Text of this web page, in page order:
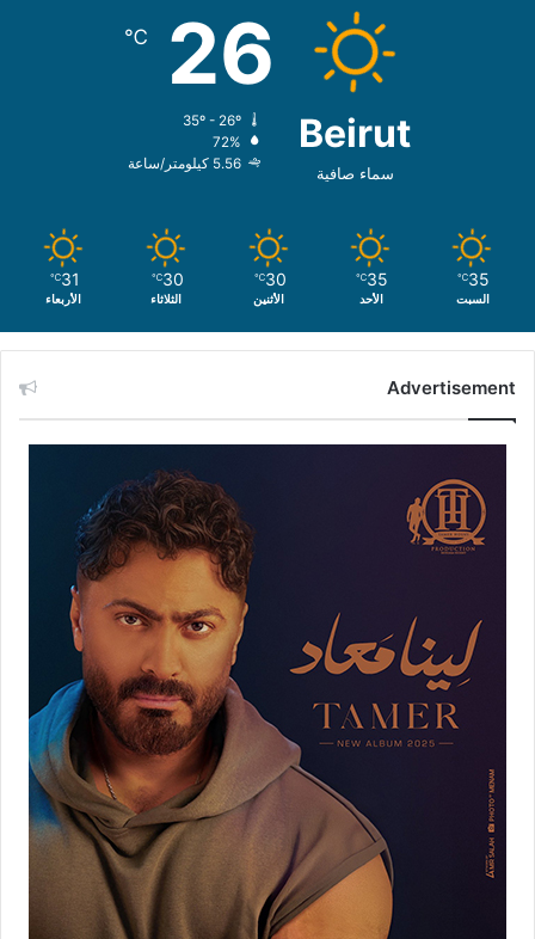
Beirut
سماء صافية
26
℃
72%
5.56 كيلومتر/ساعة
35
℃
السبت
35
℃
الأحد
30
℃
الأثنين
30
℃
الثلاثاء
31
℃
الأربعاء
Advertisement